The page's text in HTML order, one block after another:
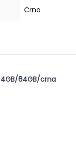
Crna
4GB/64GB/crna